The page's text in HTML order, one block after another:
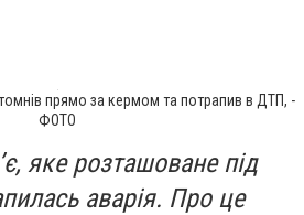
прямо за кермом та потрапив в ДТП, -
ФОТО
яке розташоване під
аварія. Про це